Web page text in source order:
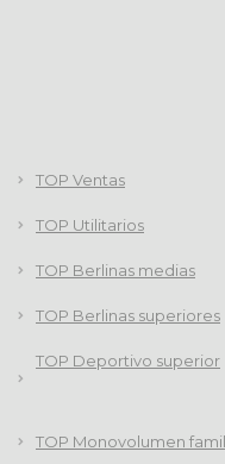
TOP Ventas
TOP Utilitarios
TOP Berlinas medias
TOP Berlinas superiores
TOP Deportivo superior
TOP Monovolumen